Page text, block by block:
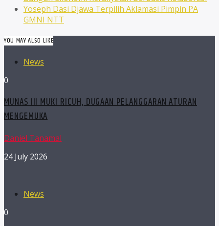
Yoseph Dasi Djawa Terpilih Aklamasi Pimpin PA
GMNI NTT
YOU MAY ALSO LIKE
News
0
MUNAS III MUKI RICUH, DUGAAN PELANGGARAN ATURAN
MENGEMUKA
Daniel Tanamal
24 July 2026
News
0